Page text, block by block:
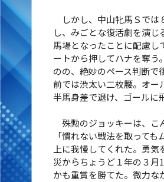
しかし、中山牝馬Ｓでは
し、みごとな復活劇を演
馬場となったことに配慮し
ートから押してハナを奪う
のの、絶妙のペース判断で
前では渋太い二枚腰。オー
半馬身差で退け、ゴールに
殊勲のジョッキーは、こ
「慣れない戦法を取って
上に我慢してくれた。勇
災からちょうど１年の３月
かも重賞を勝てた。微力な